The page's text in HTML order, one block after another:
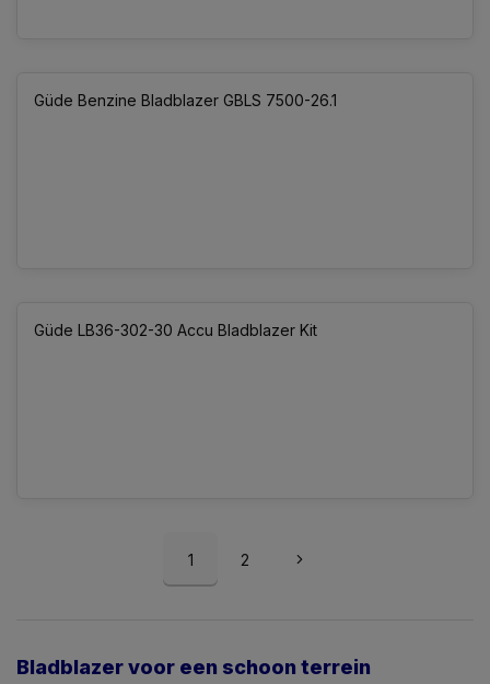
Güde Benzine Bladblazer GBLS 7500-26.1
Güde LB36-302-30 Accu Bladblazer Kit
1 2
Bladblazer voor een schoon terrein